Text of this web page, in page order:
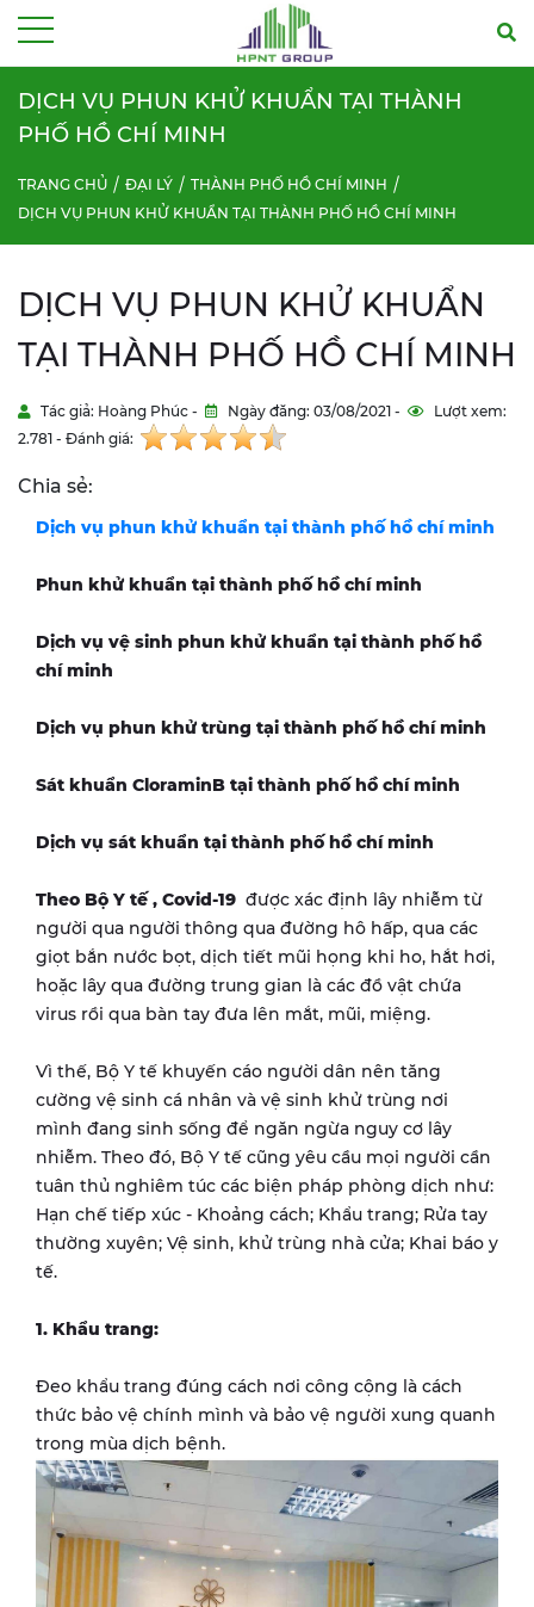
DỊCH VỤ PHUN KHỬ KHUẨN TẠI THÀNH
PHỐ HỒ CHÍ MINH
TRANG CHỦ ĐẠI LÝ
THÀNH PHỐ HỒ CHÍ MINH
DỊCH VỤ PHUN KHỬ KHUẨN TẠI THÀNH PHỐ HỒ CHÍ MINH
DỊCH VỤ PHUN KHỬ KHUẨN
TẠI THÀNH PHỐ HỒ CHÍ MINH
Tác giả: Hoàng Phúc - Ngày đăng: 03/08/2021 -
Lượt xem:
2.781 - Đánh giá:
Chia sẻ:
Dịch vụ phun khử khuẩn tại thành phố hồ chí minh
Phun khử khuẩn tại thành phố hồ chí minh
Dịch vụ vệ sinh phun khử khuẩn tại thành phố hồ
chí minh
Dịch vụ phun khử trùng tại thành phố hồ chí minh
Sát khuẩn CloraminB tại thành phố hồ chí minh
Dịch vụ sát khuẩn tại thành phố hồ chí minh
Theo Bộ Y tế , Covid-19 được xác định lây nhiễm từ
người qua người thông qua đường hô hấp, qua các
giọt bắn nước bọt, dịch tiết mũi họng khi ho, hắt hơi,
hoặc lây qua đường trung gian là các đồ vật chứa
virus rồi qua bàn tay đưa lên mắt, mũi, miệng.
Vì thế, Bộ Y tế khuyến cáo người dân nên tăng
cường vệ sinh cá nhân và vệ sinh khử trùng nơi
mình đang sinh sống để ngăn ngừa nguy cơ lây
nhiễm. Theo đó, Bộ Y tế cũng yêu cầu mọi người cần
tuân thủ nghiêm túc các biện pháp phòng dịch như:
Hạn chế tiếp xúc - Khoảng cách; Khẩu trang; Rửa tay
thường xuyên; Vệ sinh, khử trùng nhà cửa; Khai báo y
tế.
1. Khẩu trang:
Đeo khẩu trang đúng cách nơi công cộng là cách
thức bảo vệ chính mình và bảo vệ người xung quanh
trong mùa dịch bệnh.